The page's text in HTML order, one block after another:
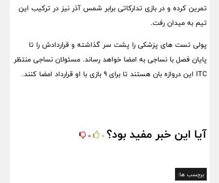
تمرین کرده و در بازی تدارکاتی برابر شمس آذر نیز در ترکیب این
تیم به میدان رفت.
پولی تست های پزشکی را پشت سر گذاشته و قراردادش را تا
پایان فصل با نساجی به امضا خواهد رساند. مسئولان نساجی منتظر
ITC این دروازه بان هستند تا برای ۹ بازی با او قرارداد امضا کنند.
آیا این خبر مفید بود؟ 0
0
برچسب ها: